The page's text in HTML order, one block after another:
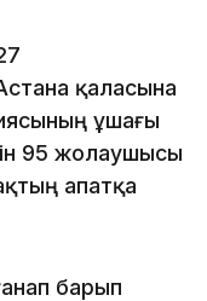
қаласына
ұшағы
95 жолаушысы
апатқа
барып